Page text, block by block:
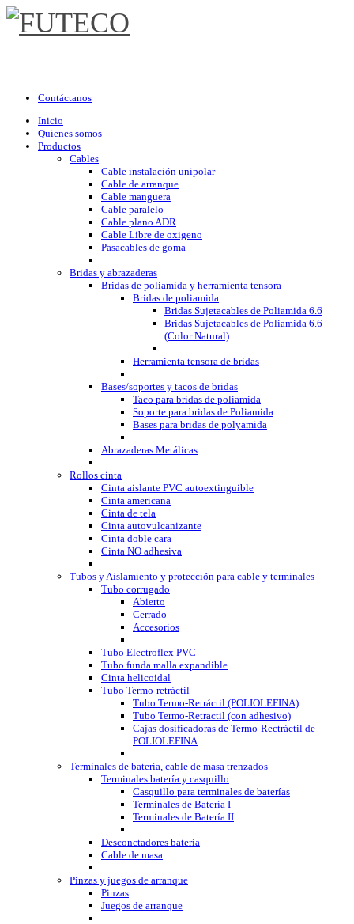
Contáctanos
Inicio
Quienes somos
Productos
Cables
Cable instalación unipolar
Cable de arranque
Cable manguera
Cable paralelo
Cable plano ADR
Cable Libre de oxigeno
Pasacables de goma
Bridas y abrazaderas
Bridas de poliamida y herramienta tensora
Bridas de poliamida
Bridas Sujetacables de Poliamida 6.6
Bridas Sujetacables de Poliamida 6.6
(Color Natural)
Herramienta tensora de bridas
Bases/soportes y tacos de bridas
Taco para bridas de poliamida
Soporte para bridas de Poliamida
Bases para bridas de polyamida
Abrazaderas Metálicas
Rollos cinta
Cinta aislante PVC autoextinguible
Cinta americana
Cinta de tela
Cinta autovulcanizante
Cinta doble cara
Cinta NO adhesiva
Tubos y Aislamiento y protección para cable y terminales
Tubo corrugado
Abierto
Cerrado
Accesorios
Tubo Electroflex PVC
Tubo funda malla expandible
Cinta helicoidal
Tubo Termo-retráctil
Tubo Termo-Retráctil (POLIOLEFINA)
Tubo Termo-Retractil (con adhesivo)
Cajas dosificadoras de Termo-Rectráctil de
POLIOLEFINA
Terminales de batería, cable de masa trenzados
Terminales batería y casquillo
Casquillo para terminales de baterías
Terminales de Batería I
Terminales de Batería II
Desconctadores batería
Cable de masa
Pinzas y juegos de arranque
Pinzas
Juegos de arranque